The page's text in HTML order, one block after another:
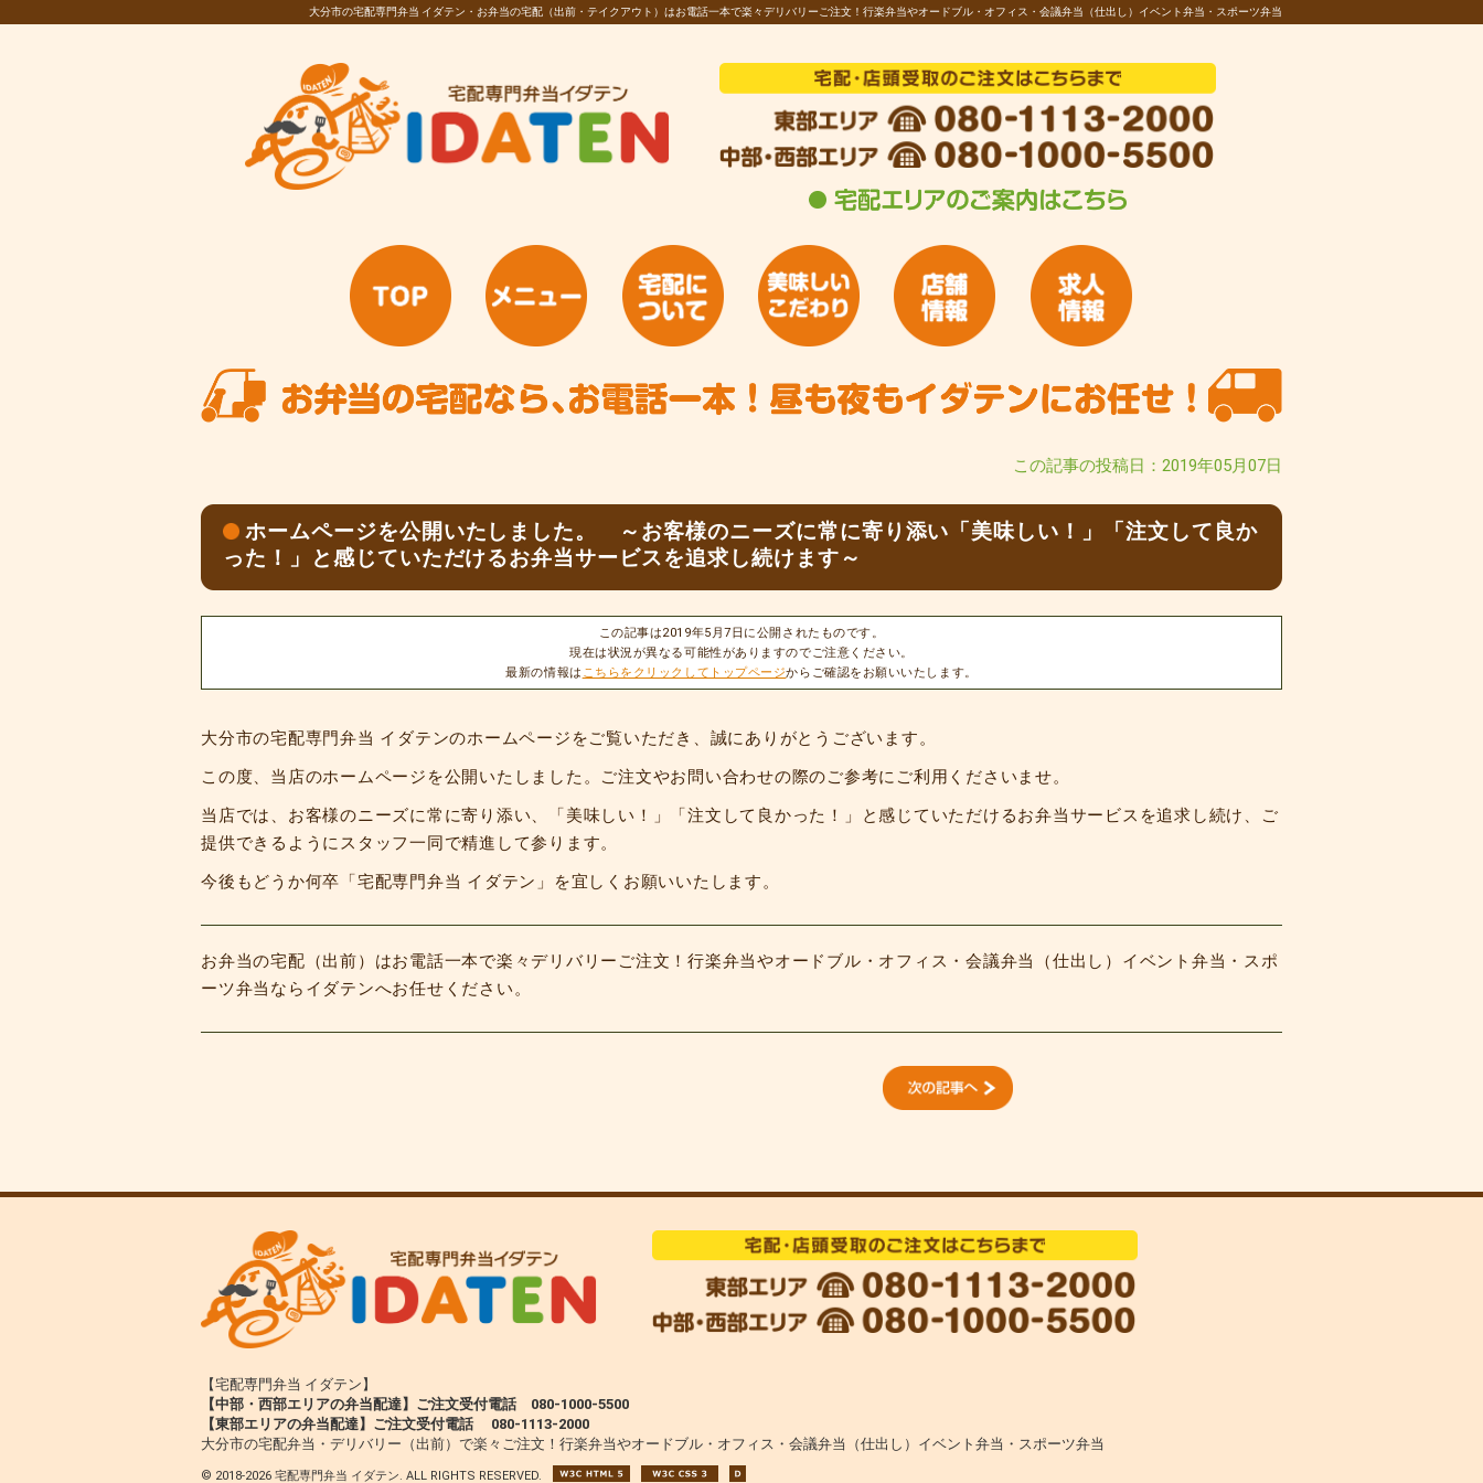
大分市の宅配専門弁当 イダテン・お弁当の宅配（出前・テイクアウト）はお電話一本で楽々デリバリーご注文！行楽弁当やオードブル・オフィス・会議弁当（仕出し）イベント弁当・スポーツ弁当
この記事の投稿日：2019年05月07日
ホームページを公開いたしました。 ～お客様のニーズに常に寄り添い「美味しい！」「注文して良か
った！」と感じていただけるお弁当サービスを追求し続けます～
この記事は2019年5月7日に公開されたものです。
現在は状況が異なる可能性がありますのでご注意ください。
最新の情報は こちらをクリックしてトップページからご確認をお願いいたします。
大分市の宅配専門弁当 イダテンのホームページをご覧いただき、誠にありがとうございます。
この度、当店のホームページを公開いたしました。ご注文やお問い合わせの際のご参考にご利用くださいませ。
当店では、お客様のニーズに常に寄り添い、「美味しい！」「注文して良かった！」と感じていただけるお弁当サービスを追求し続け、ご
提供できるようにスタッフ一同で精進して参ります。
今後もどうか何卒「宅配専門弁当 イダテン」を宜しくお願いいたします。
お弁当の宅配（出前）はお電話一本で楽々デリバリーご注文！行楽弁当やオードブル・オフィス・会議弁当（仕出し）イベント弁当・スポ
ーツ弁当ならイダテンへお任せください。
【宅配専門弁当 イダテン】
【中部・西部エリアの弁当配達】ご注文受付電話 080-1000-5500
【東部エリアの弁当配達】ご注文受付電話 080-1113-2000
大分市の宅配弁当・デリバリー（出前）で楽々ご注文！行楽弁当やオードブル・オフィス・会議弁当（仕出し）イベント弁当・スポーツ弁当
© 2018-2026 宅配専門弁当 イダテン. ALL RIGHTS RESERVED.